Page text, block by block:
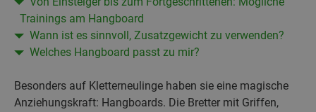
Trainings am Hangboard
Wann ist es sinnvoll, Zusatzgewicht zu verwenden?
Welches Hangboard passt zu mir?
Besonders auf Kletterneulinge haben sie eine magische
Anziehungskraft: Hangboards. Die Bretter mit Griffen,